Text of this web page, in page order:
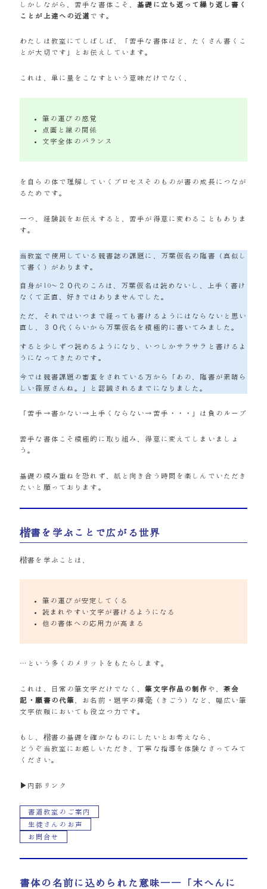
しかしながら、苦手な書体こそ、基礎に立ち返って繰り返し書く
ことが上達への近道 です。
わたしは教室にてしばしば、「苦手な書体ほど、たくさん書くこ
とが大切です」とお伝えしています。
これは、単に量をこなすという意味だけでなく、
筆の運びの感覚
点画と線の関係
文字全体のバランス
を自らの体で理解していくプロセスそのものが書の成長につなが
るためです。
一つ、経験談をお伝えすると、苦手が得意に変わることもありま
す。
当教室で使用している競書誌の課題に、万葉仮名の臨書（真似し
て書く）があります。
自身が10～２０代のころは、万葉仮名は読めないし、上手く書け
なくて正直、好きではありませんでした。
ただ、それではいつまで経っても書けるようにはならないと思い
直し、３０代くらいから万葉仮名を積極的に書いてみました。
すると少しずつ読めるようになり、いつしかサラサラと書けるよ
うになってきたのです。
今では競書課題の審査をされている方から「あの、臨書が素晴ら
しい篠原さんね。」と認識されるまでになりました。
「苦手→書かない→上手くならない→苦手・・・」は負のループ
苦手な書体こそ積極的に取り組み、得意に変えてしまいましょ
う。
基礎の積み重ねを恐れず、紙と向き合う時間を楽しんでいただき
たいと願っております。
楷書を学ぶことで広がる世界
楷書を学ぶことは、
筆の運びが安定してくる
読まれやすい文字が書けるようになる
他の書体への応用力が高まる
…という多くのメリットをもたらします。
これは、日常の筆文字だけでなく、筆文字作品の制作 や、 茶会
記・願書の代筆
、お名前・題字の揮毫（きごう）など、幅広い筆
文字依頼においても役立つ力です。
もし、楷書の基礎を確かなものにしたいとお考えなら、
どうぞ当教室にお越しいただき、丁寧な指導を体験なさってみて
ください。
▶内部リンク
書道教室のご案内
生徒さんのお声
お問合せ
書体の名前に込められた意味――「木へんに